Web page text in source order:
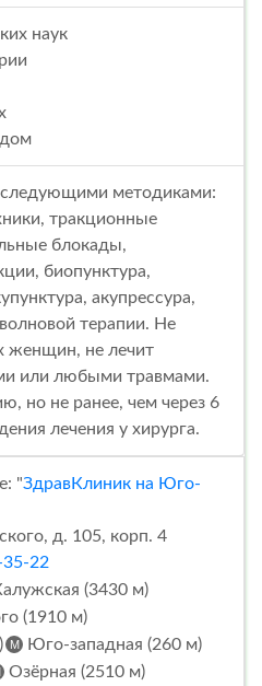
наук
следующими методиками:
тракционные
блокады,
биопунктура,
акупрессура,
терапии. Не
женщин, не лечит
или любыми травмами.
но не ранее, чем через 6
лечения у хирурга.
"ЗдравКлиник на Юго-
д. 105, корп. 4
35-22
(3430 м)
(1910 м)
Юго-западная (260 м)
Озёрная (2510 м)